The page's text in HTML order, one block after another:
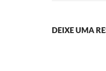
DEIXE UMA